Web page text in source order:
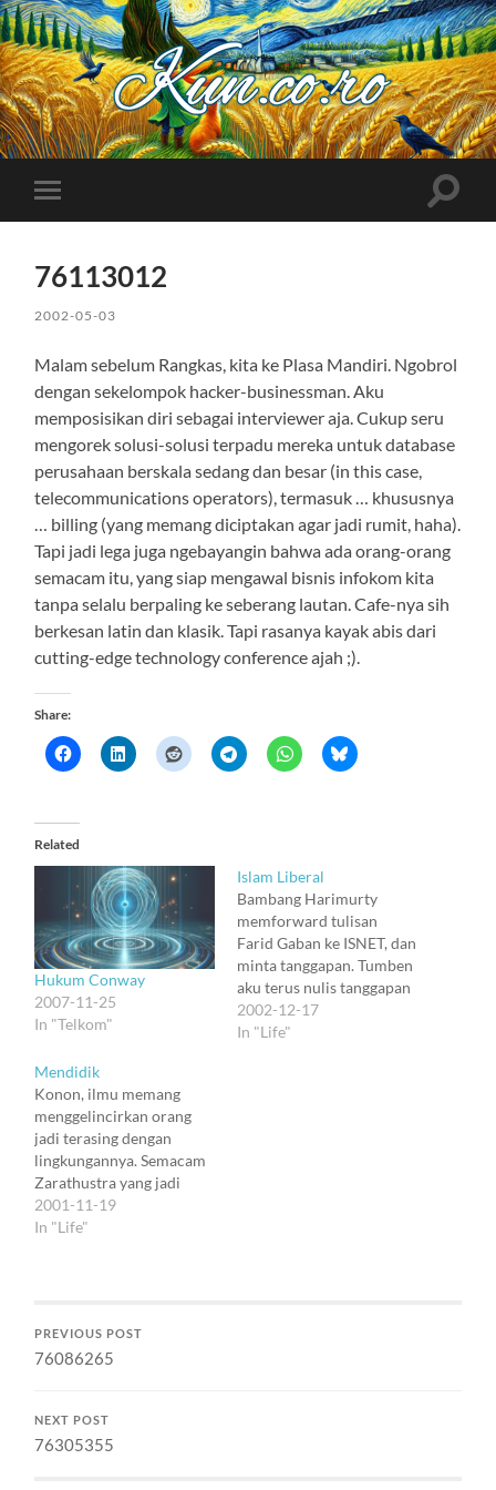
Kuncoro++
Toggle
mobile
Toggle
76113012
2002-05-03
Malam sebelum Rangkas, kita ke Plasa Mandiri. Ngobrol
dengan sekelompok hacker-businessman. Aku
memposisikan diri sebagai interviewer aja. Cukup seru
mengorek solusi-solusi terpadu mereka untuk database
perusahaan berskala sedang dan besar (in this case,
telecommunications operators), termasuk … khususnya
… billing (yang memang diciptakan agar jadi rumit, haha).
Tapi jadi lega juga ngebayangin bahwa ada orang-orang
semacam itu, yang siap mengawal bisnis infokom kita
tanpa selalu berpaling ke seberang lautan. Cafe-nya sih
berkesan latin dan klasik. Tapi rasanya kayak abis dari
cutting-edge technology conference ajah ;).
Share:
Related
Hukum Conway
2007-11-25
In "Telkom"
Islam Liberal
Bambang Harimurty
memforward tulisan
Farid Gaban ke ISNET, dan
minta tanggapan. Tumben
aku terus nulis tanggapan
lagi. Bagian awalnya
nggak beda sama yang
2002-12-17
In "Life"
Mendidik
Konon, ilmu memang
menggelincirkan orang
jadi terasing dengan
lingkungannya. Semacam
Zarathustra yang jadi
mengasingkan diri ke
puncak gunung, lalu
Selalukah ilmu
mendorong orang jadi
bisa dibentuk dengan
pendidikan yang semacam
2001-11-19
In "Life"
PREVIOUS POST
76086265
NEXT POST
76305355